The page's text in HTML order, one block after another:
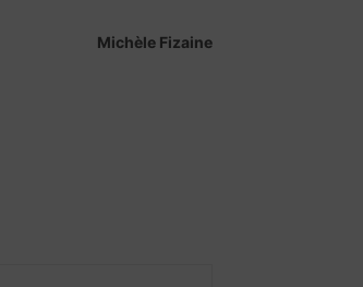
Michèle Fizaine